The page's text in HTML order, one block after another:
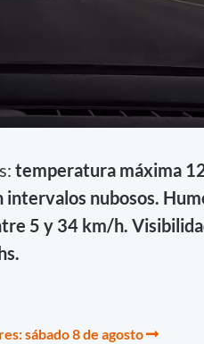
temperatura máxima
nubosos.
5 y 34 km/h.
sábado 8 de agosto